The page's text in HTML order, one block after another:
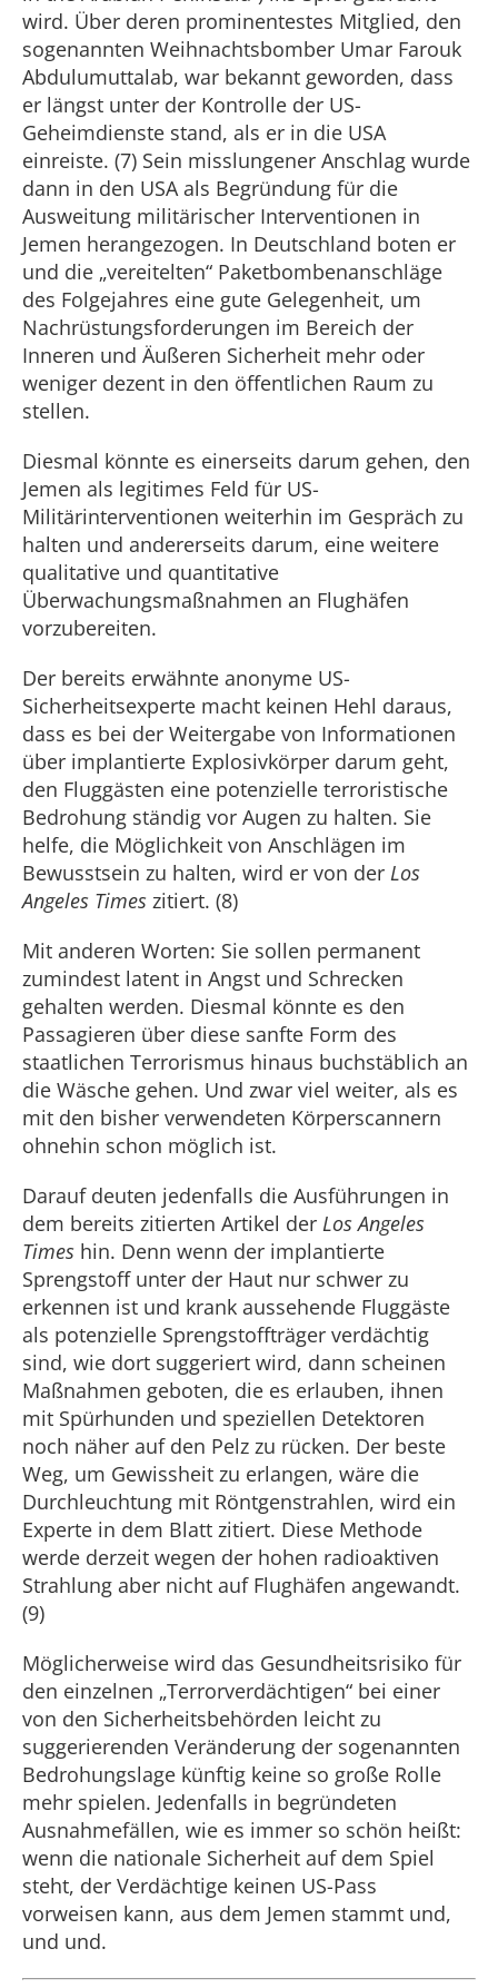
wird. Über deren prominentestes Mitglied, den
sogenannten Weihnachtsbomber Umar Farouk
Abdulumuttalab, war bekannt geworden, dass
er längst unter der Kontrolle der US-
Geheimdienste stand, als er in die USA
einreiste. (7) Sein misslungener Anschlag wurde
dann in den USA als Begründung für die
Ausweitung militärischer Interventionen in
Jemen herangezogen. In Deutschland boten er
und die „vereitelten“ Paketbombenanschläge
des Folgejahres eine gute Gelegenheit, um
Nachrüstungsforderungen im Bereich der
Inneren und Äußeren Sicherheit mehr oder
weniger dezent in den öffentlichen Raum zu
stellen.
Diesmal könnte es einerseits darum gehen, den
Jemen als legitimes Feld für US-
Militärinterventionen weiterhin im Gespräch zu
halten und andererseits darum, eine weitere
qualitative und quantitative
Überwachungsmaßnahmen an Flughäfen
vorzubereiten.
Der bereits erwähnte anonyme US-
Sicherheitsexperte macht keinen Hehl daraus,
dass es bei der Weitergabe von Informationen
über implantierte Explosivkörper darum geht,
den Fluggästen eine potenzielle terroristische
Bedrohung ständig vor Augen zu halten. Sie
helfe, die Möglichkeit von Anschlägen im
Bewusstsein zu halten, wird er von der Los
Angeles Times zitiert. (8)
Mit anderen Worten: Sie sollen permanent
zumindest latent in Angst und Schrecken
gehalten werden. Diesmal könnte es den
Passagieren über diese sanfte Form des
staatlichen Terrorismus hinaus buchstäblich an
die Wäsche gehen. Und zwar viel weiter, als es
mit den bisher verwendeten Körperscannern
ohnehin schon möglich ist.
Darauf deuten jedenfalls die Ausführungen in
dem bereits zitierten Artikel der Los Angeles
Times hin. Denn wenn der implantierte
Sprengstoff unter der Haut nur schwer zu
erkennen ist und krank aussehende Fluggäste
als potenzielle Sprengstoffträger verdächtig
sind, wie dort suggeriert wird, dann scheinen
Maßnahmen geboten, die es erlauben, ihnen
mit Spürhunden und speziellen Detektoren
noch näher auf den Pelz zu rücken. Der beste
Weg, um Gewissheit zu erlangen, wäre die
Durchleuchtung mit Röntgenstrahlen, wird ein
Experte in dem Blatt zitiert. Diese Methode
werde derzeit wegen der hohen radioaktiven
Strahlung aber nicht auf Flughäfen angewandt.
(9)
Möglicherweise wird das Gesundheitsrisiko für
den einzelnen „Terrorverdächtigen“ bei einer
von den Sicherheitsbehörden leicht zu
suggerierenden Veränderung der sogenannten
Bedrohungslage künftig keine so große Rolle
mehr spielen. Jedenfalls in begründeten
Ausnahmefällen, wie es immer so schön heißt:
wenn die nationale Sicherheit auf dem Spiel
steht, der Verdächtige keinen US-Pass
vorweisen kann, aus dem Jemen stammt und,
und und.